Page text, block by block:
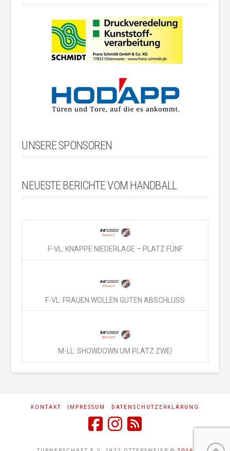
UNSERE SPONSOREN
NEUESTE BERICHTE VOM HANDBALL
F-VL: KNAPPE NIEDERLAGE – PLATZ FÜNF
F-VL: FRAUEN WOLLEN GUTEN ABSCHLUSS
M-LL: SHOWDOWN UM PLATZ ZWEI
KONTAKT IMPRESSUM DATENSCHUTZERKLÄRUNG